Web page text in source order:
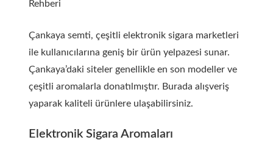
Çankaya semti, çeşitli elektronik sigara marketleri
ile kullanıcılarına geniş bir ürün yelpazesi sunar.
Çankaya’daki siteler genellikle en son modeller ve
çeşitli aromalarla donatılmıştır. Burada alışveriş
yaparak kaliteli ürünlere ulaşabilirsiniz.
Elektronik Sigara Aromaları